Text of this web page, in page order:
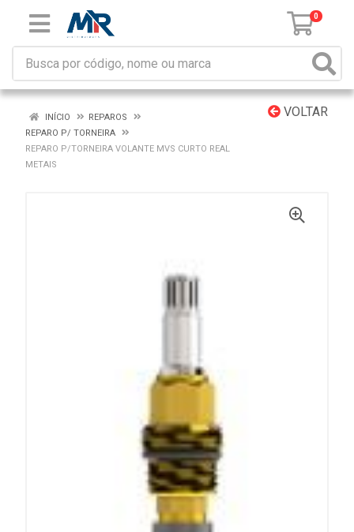
0
VOLTAR
INÍCIO
REPAROS
REPARO P/ TORNEIRA
REPARO P/TORNEIRA VOLANTE MVS CURTO REAL
METAIS